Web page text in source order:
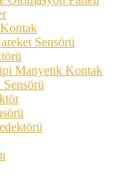
Sensörü
Manyetik Kontak